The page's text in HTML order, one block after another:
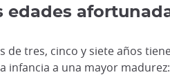
edades
de tres, cinco y siete años
infancia a una mayor madurez: